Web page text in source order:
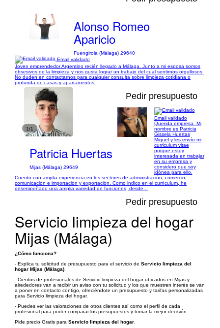
Alonso Romeo
Aparicio
Fuengirola (Málaga) 29640
Email validado
Joven emprendedor Argentino recién llegado a Málaga. Junto a mi esposa somos
obsesivos de la limpieza y nos gusta lograr un trabajo del cual sentirnos orgullosos.
No duden en contactarnos para cualquier consulta sobre limpieza cotidiana o
profunda de casas y apartamentos.
1/1
Pedir presupuesto
Patricia Huertas
Mijas (Málaga) 29649
Email validado
Querida empresa. Mi
nombre es Patricia
Gissela Huertas
Miguel y les envío mi
curriculum vitae
porque estoy
interesada en trabajar
en su empresa y
considero que soy
idónea para ello.
Cuento con amplia experiencia en los sectores de administración, comercio,
comunicación e importación y exportación. Como indico en el currículum, he
desempeñado una amplia variedad de funciones, desde...
Pedir presupuesto
Servicio limpieza del hogar
Mijas (Málaga)
¿Cómo funciona?
- Explica tu solicitud de presupuesto para el servicio de Servicio limpieza del
hogar Mijas (Málaga)
- Cientos de profesionales de Servicio limpieza del hogar ubicados en Mijas y
alrededores van a recibir un aviso con tu solicitud y los que muestren interés se van
a poner en contacto contigo, ofreciéndote un presupuesto y tarifas personalizadas
para Servicio limpieza del hogar.
- Puedes ver las valoraciones de otros clientes así como el perfil de cada
profesional para poder comparar los presupuestos y tomar la mejor decisión.
Pide precio Gratis para Servicio limpieza del hogar